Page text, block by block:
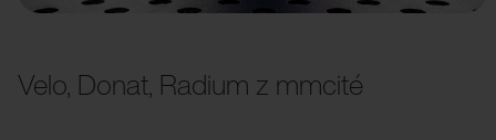
Velo, Donat, Radium z mmcité